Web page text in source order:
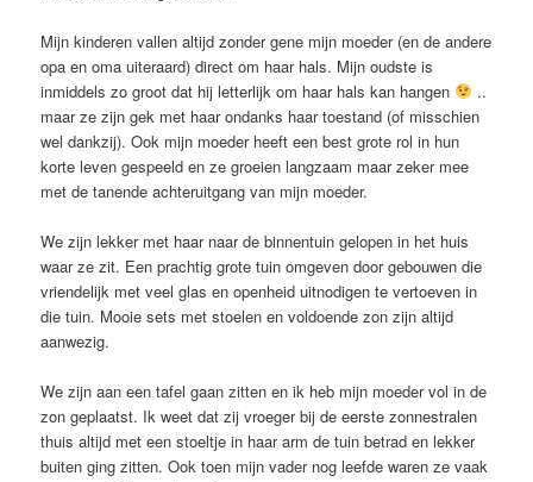
Mijn kinderen vallen altijd zonder gene mijn moeder (en de andere
opa en oma uiteraard) direct om haar hals. Mijn oudste is
inmiddels zo groot dat hij letterlijk om haar hals kan hangen
..
maar ze zijn gek met haar ondanks haar toestand (of misschien
wel dankzij). Ook mijn moeder heeft een best grote rol in hun
korte leven gespeeld en ze groeien langzaam maar zeker mee
met de tanende achteruitgang van mijn moeder.
We zijn lekker met haar naar de binnentuin gelopen in het huis
waar ze zit. Een prachtig grote tuin omgeven door gebouwen die
vriendelijk met veel glas en openheid uitnodigen te vertoeven in
die tuin. Mooie sets met stoelen en voldoende zon zijn altijd
aanwezig.
We zijn aan een tafel gaan zitten en ik heb mijn moeder vol in de
zon geplaatst. Ik weet dat zij vroeger bij de eerste zonnestralen
thuis altijd met een stoeltje in haar arm de tuin betrad en lekker
buiten ging zitten. Ook toen mijn vader nog leefde waren ze vaak